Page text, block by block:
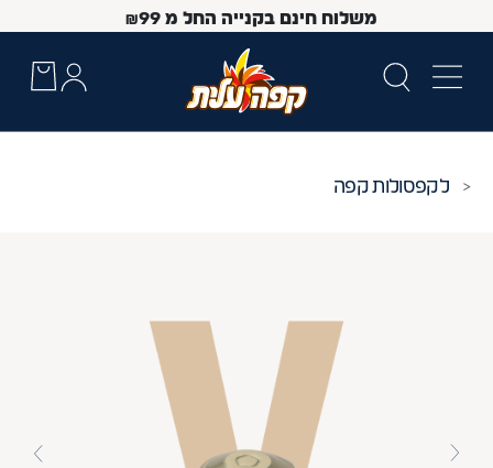
משלוח חינם בקנייה החל מ ₪99
Up and Down arrow keys to navigate search results.
קפסולות קפה